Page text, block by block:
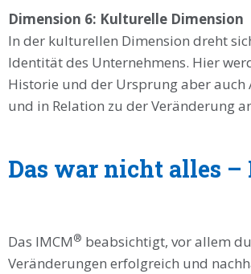
Dimension 6: Kulturelle Dimension
In der kulturellen Dimension dreht
Identität des Unternehmens. Hier
Historie und der Ursprung aber
und in Relation zu der Veränderung
Das war nicht alles
Das IMCM® beabsichtigt, vor allem
Veränderungen erfolgreich und